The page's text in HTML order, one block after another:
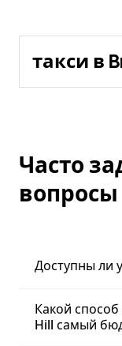
такси в
Часто
вопросы
Доступны ли
Какой
Hill самый